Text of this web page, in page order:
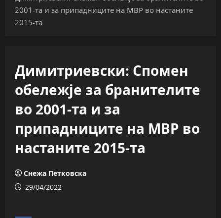
2001-та и за припадниците на МВР во настаните
2015-та
Димитриевски: Спомен
обележје за бранителите
во 2001-та и за
припадниците на МВР во
настаните 2015-та
Снежа Петковска
29/04/2022